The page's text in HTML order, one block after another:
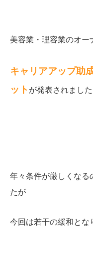
美容業・理容業のオー
キャリアアップ助
ット が発表されました
年々条件が厳しくなる
たが
今回は若干の緩和とな